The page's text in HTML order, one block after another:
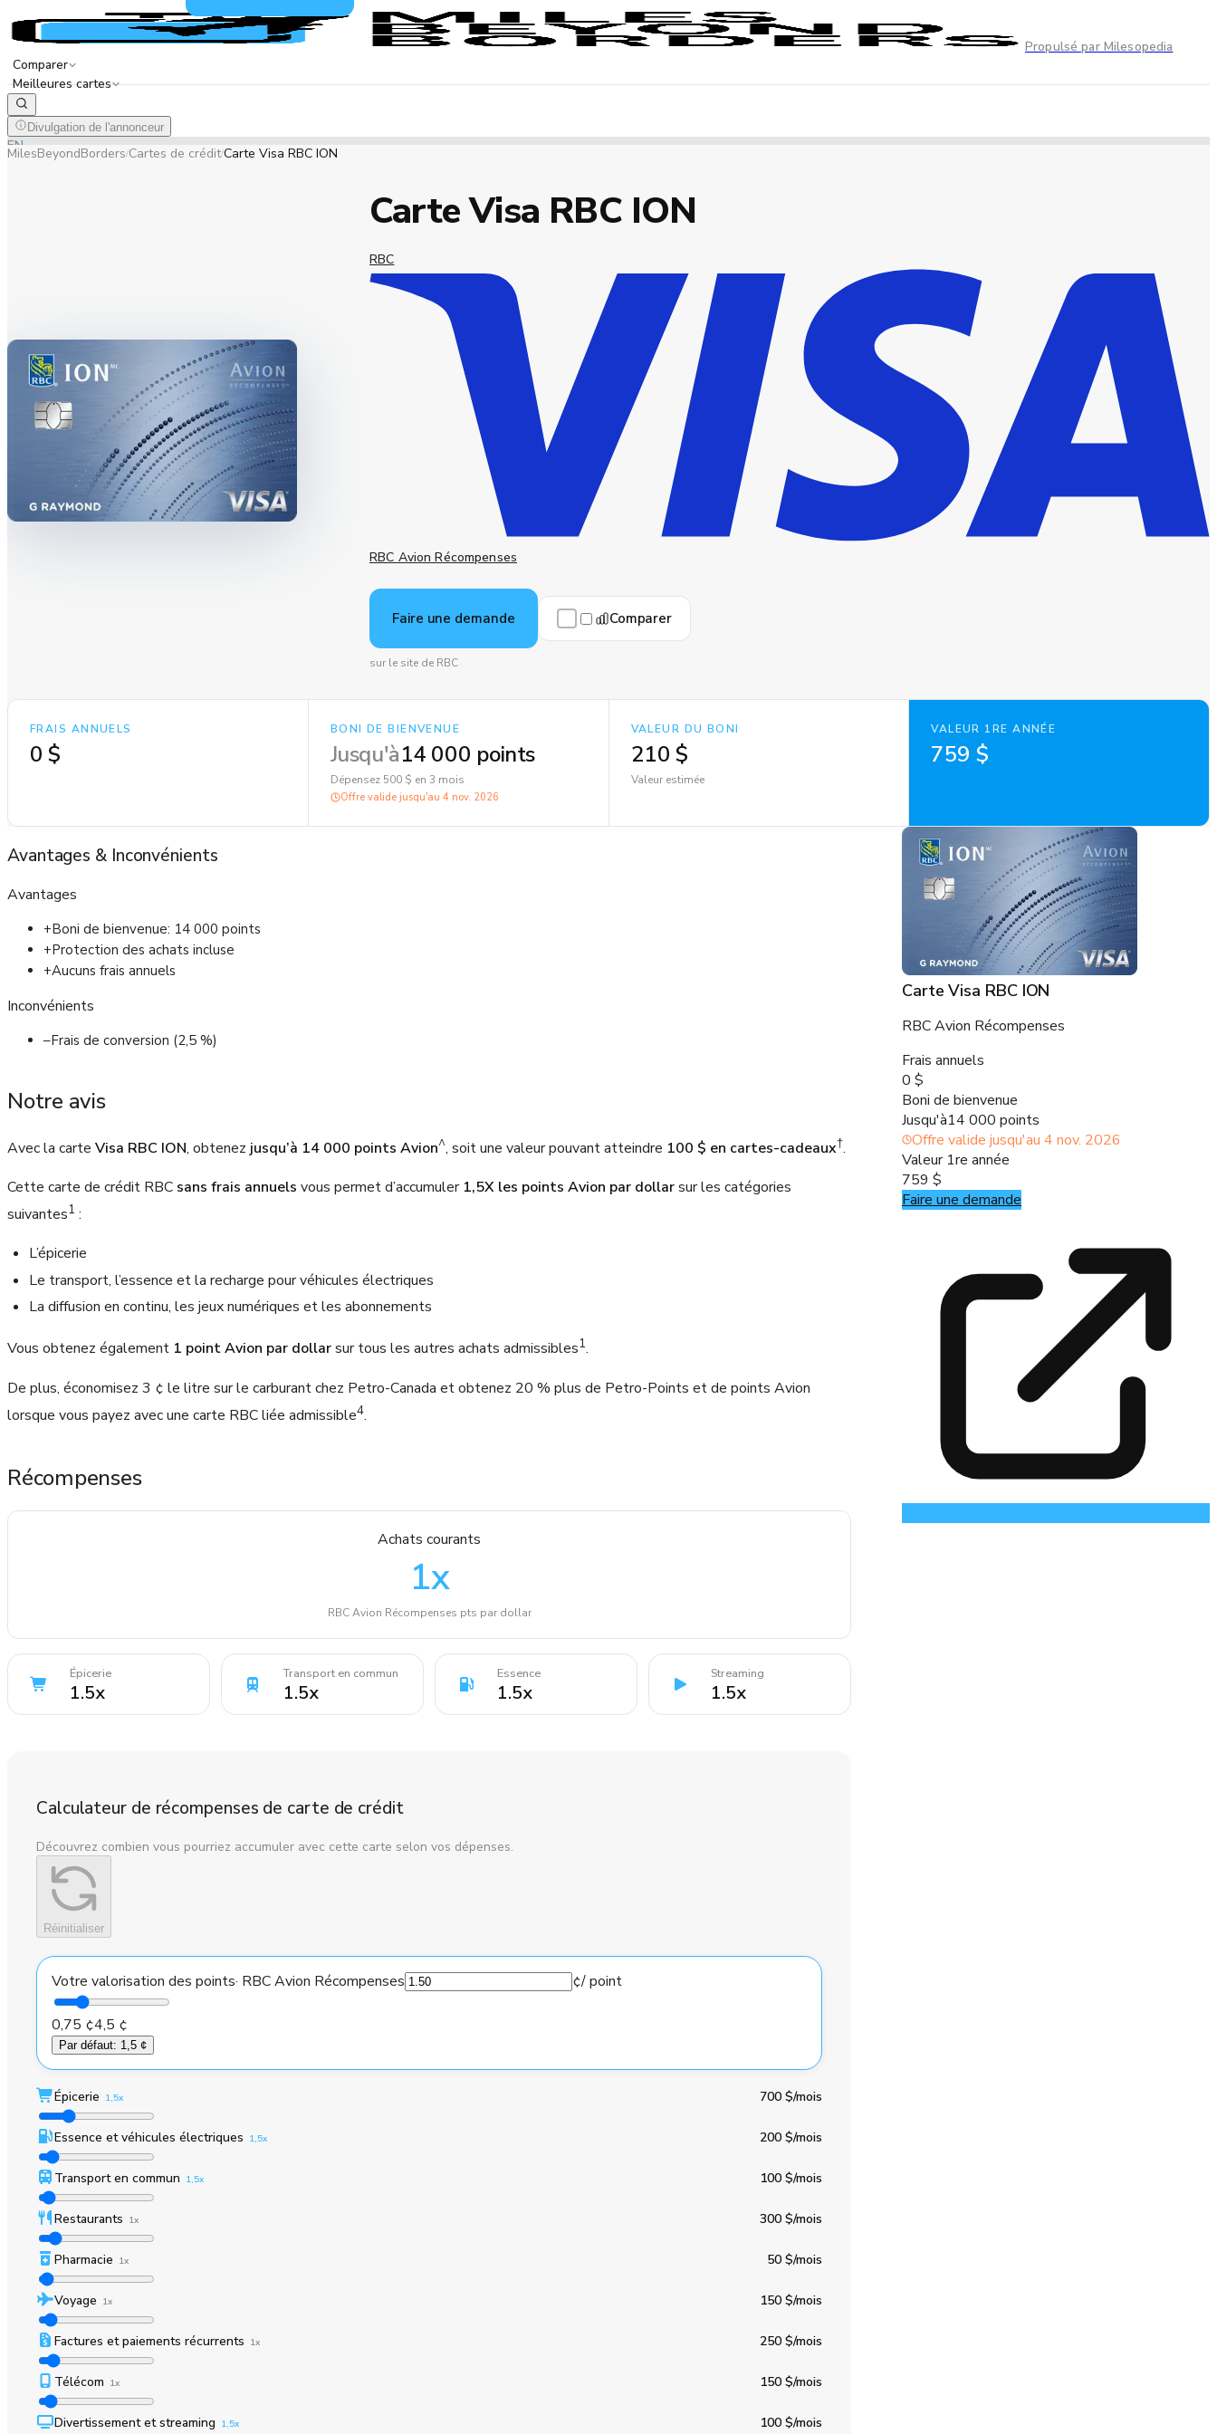
Propulsé par Milesopedia
Comparer
Meilleures cartes
Divulgation de l'annonceur
ENFR
MilesBeyondBorders/Cartes de crédit/Carte Visa RBC ION
Carte Visa RBC ION
RBC
RBC Avion Récompenses
Faire une demande Comparer
sur le site de RBC
FRAIS ANNUELS
0 $
BONI DE BIENVENUE
Jusqu'à14 000 points
Dépensez 500 $ en 3 mois
Offre valide jusqu'au 4 nov. 2026
VALEUR DU BONI
210 $
Valeur estimée
VALEUR 1RE ANNÉE
759 $
Avantages & Inconvénients
Avantages
+Boni de bienvenue: 14 000 points
+Protection des achats incluse
+Aucuns frais annuels
Inconvénients
–Frais de conversion (2,5 %)
Notre avis
Avec la carte Visa RBC ION, obtenez jusqu’à 14 000 points Avion^, soit une valeur pouvant atteindre 100 $ en cartes-cadeaux†.
Cette carte de crédit RBC sans frais annuels vous permet d’accumuler 1,5X les points Avion par dollarsur les catégories
suivantes1 :
L’épicerie
Le transport, l’essence et la recharge pour véhicules électriques
La diffusion en continu, les jeux numériques et les abonnements
Vous obtenez également 1 point Avion par dollarsur tous les autres achats admissibles1.
De plus, économisez 3 ¢ le litre sur le carburant chez Petro-Canada et obtenez 20 % plus de Petro-Points et de points Avion
lorsque vous payez avec une carte RBC liée admissible4.
Récompenses
Achats courants
1x
RBC Avion Récompenses pts par dollar
Épicerie
1.5x
Transport en commun
1.5x
Essence
1.5x
Streaming
1.5x
Calculateur de récompenses de carte de crédit
Découvrez combien vous pourriez accumuler avec cette carte selon vos dépenses.
Réinitialiser
Votre valorisation des points· RBC Avion Récompenses ¢/ point
0,75 ¢4,5 ¢
Par défaut: 1,5 ¢
Épicerie 1,5x 700 $/mois
Essence et véhicules électriques 1,5x 200 $/mois
Transport en commun 1,5x 100 $/mois
Restaurants 1x 300 $/mois
Pharmacie 1x 50 $/mois
Voyage 1x 150 $/mois
Factures et paiements récurrents 1x 250 $/mois
Télécom 1x 150 $/mois
Divertissement et streaming 1,5x 100 $/mois
Carte Visa RBC ION
RBC Avion Récompenses
Frais annuels
0 $
Boni de bienvenue
Jusqu'à14 000 points
Offre valide jusqu'au 4 nov. 2026
Valeur 1re année
759 $
Faire une demande